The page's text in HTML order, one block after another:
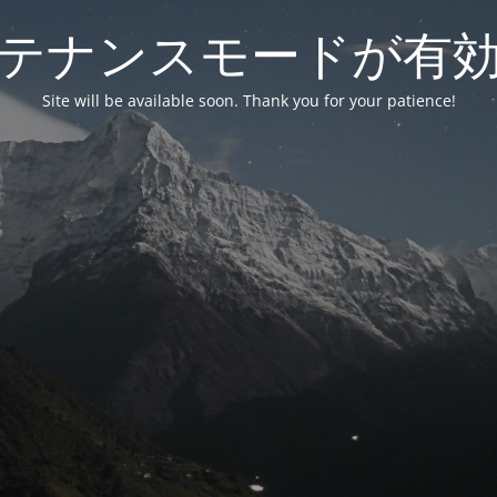
ナンスモードが有
Site will be available soon. Thank you for your patience!